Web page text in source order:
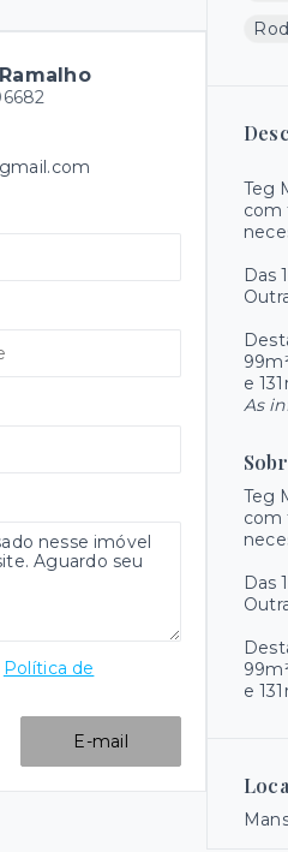
Teg
com
Das
e
As
Teg
com
Das
e
Política de
E-mail